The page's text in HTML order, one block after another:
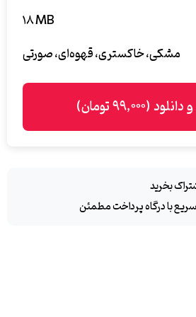
۱۸ MB
مشکی، خاکستری، قهوه‌ای، صورتی
(۹۹,۰۰۰ تومان)
بخرید
با درگاه پرداخت مطمئن